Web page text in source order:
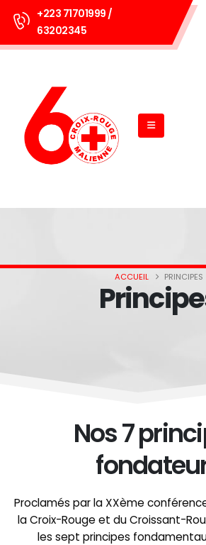
+223 71701999 /
63202345
ACCUEIL PRINCIPES
Nos 7
Proclamés par la XXème
la Croix-Rouge et du Croissant-
les sept principes